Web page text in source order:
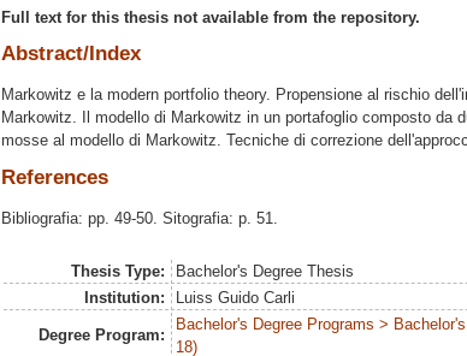
Full text for this thesis not available from the repository.
Abstract/Index
Markowitz e la modern portfolio theory. Propensione al rischio
Markowitz. Il modello di Markowitz in un portafoglio composto da
mosse al modello di Markowitz. Tecniche di correzione
References
Bibliografia: pp. 49-50. Sitografia: p. 51.
Thesis Type:
Bachelor's Degree Thesis
Institution:
Luiss Guido Carli
Degree Program:
Bachelor's Degree Programs >
18)